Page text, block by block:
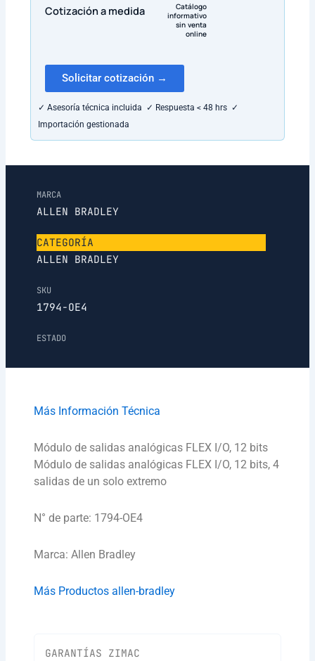
Cotización a medida
Catálogo
informativo
sin venta
online
Solicitar cotización →
✓ Asesoría técnica incluida ✓ Respuesta < 48 hrs ✓
Importación gestionada
MARCA
ALLEN BRADLEY
CATEGORÍA
ALLEN BRADLEY
SKU
1794-OE4
ESTADO
Más Información Técnica
Módulo de salidas analógicas FLEX I/O, 12 bits
Módulo de salidas analógicas FLEX I/O, 12 bits, 4
salidas de un solo extremo
N° de parte: 1794-OE4
Marca: Allen Bradley
Más Productos allen-bradley
GARANTÍAS ZIMAC